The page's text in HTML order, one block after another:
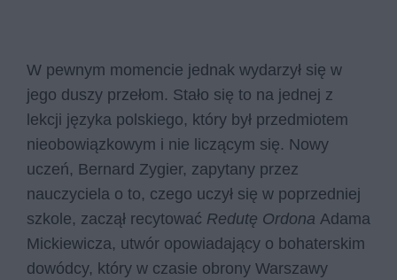
W pewnym momencie jednak wydarzył się w
jego duszy przełom. Stało się to na jednej z
lekcji języka polskiego, który był przedmiotem
nieobowiązkowym i nie liczącym się. Nowy
uczeń, Bernard Zygier, zapytany przez
nauczyciela o to, czego uczył się w poprzedniej
szkole, zaczął recytować Redutę Ordona Adama
Mickiewicza, utwór opowiadający o bohaterskim
dowódcy, który w czasie obrony Warszawy